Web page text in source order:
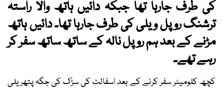
کی طرف جارہا تھا جبکہ دائیں ہاتھ والا راستہ
ترشنگ روپل ویلی کی طرف جارہا تھا۔ دائیں ہاتھ
مڑنے کے بعد ہم روپل نالہ کے ساتھ ساتھ سفر کر
رہے تھے۔
کچھ کلومیٹر سفر کرنے کے بعد اسفالٹ کی سڑک کی جگہ پتھر یلی